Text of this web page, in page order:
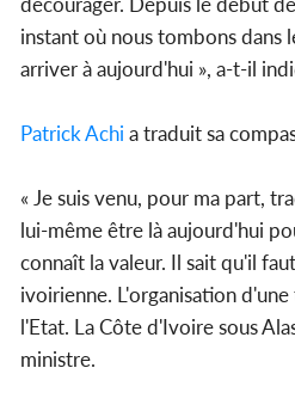
instant où nous tombons dans
arriver à aujourd'hui », a-t-il
Patrick Achi a traduit sa
« Je suis venu, pour ma part,
lui-même être là aujourd'hui
connaît la valeur. Il sait qu'il
ivoirienne. L'organisation
l'Etat. La Côte d'Ivoire sous
ministre.